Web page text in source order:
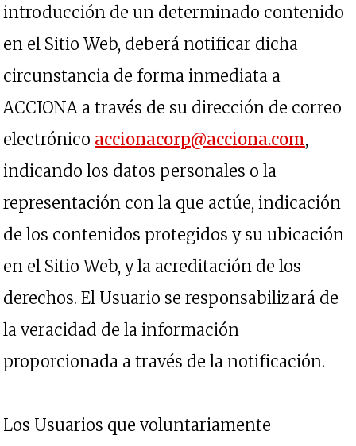
introducción de un determinado contenido
en el Sitio Web, deberá notificar dicha
circunstancia de forma inmediata a
ACCIONA a través de su dirección de correo
electrónico accionacorp@acciona.com,
indicando los datos personales o la
representación con la que actúe, indicación
de los contenidos protegidos y su ubicación
en el Sitio Web, y la acreditación de los
derechos. El Usuario se responsabilizará de
la veracidad de la información
proporcionada a través de la notificación.
Los Usuarios que voluntariamente